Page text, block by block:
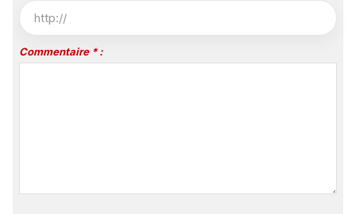
Commentaire * :